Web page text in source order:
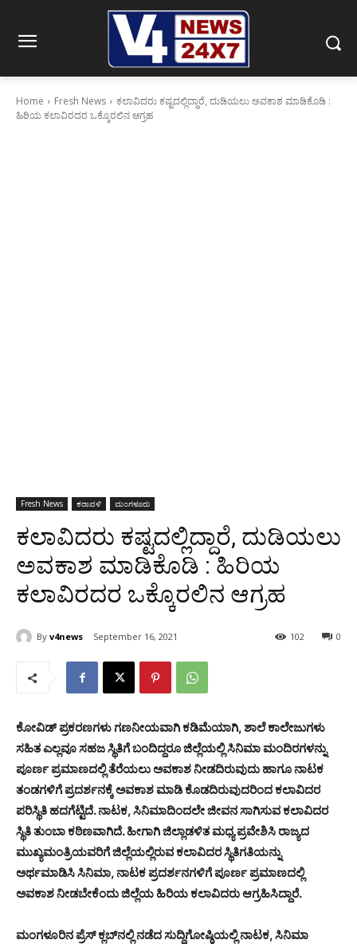
Home Fresh News
ಕಲಾವಿದರು ಕಷ್ಟದಲ್ಲಿದ್ದಾರೆ, ದುಡಿಯಲು ಅವಕಾಶ ಮಾಡಿಕೊಡಿ :
ಹಿರಿಯ ಕಲಾವಿರದರ ಒಕ್ಕೊರಲಿನ ಆಗ್ರಹ
Fresh News ಕರಾವಳಿ ಮಂಗಳೂರು
ಕಲಾವಿದರು ಕಷ್ಟದಲ್ಲಿದ್ದಾರೆ, ದುಡಿಯಲು
ಅವಕಾಶ ಮಾಡಿಕೊಡಿ : ಹಿರಿಯ
ಕಲಾವಿರದರ ಒಕ್ಕೊರಲಿನ ಆಗ್ರಹ
By v4news September 16, 2021 0
102
ಕೋವಿಡ್ ಪ್ರಕರಣಗಳು ಗಣನೀಯವಾಗಿ ಕಡಿಮೆಯಾಗಿ, ಶಾಲೆ ಕಾಲೇಜುಗಳು
ಸಹಿತ ಎಲ್ಲವೂ ಸಹಜ ಸ್ಥಿತಿಗೆ ಬಂದಿದ್ದರೂ ಜಿಲ್ಲೆಯಲ್ಲಿ ಸಿನಿಮಾ ಮಂದಿರಗಳನ್ನು
ಪೂರ್ಣ ಪ್ರಮಾಣದಲ್ಲಿ ತೆರೆಯಲು ಅವಕಾಶ ನೀಡದಿರುವುದು ಹಾಗೂ ನಾಟಕ
ತಂಡಗಳಿಗೆ ಪ್ರದರ್ಶನಕ್ಕೆ ಅವಕಾಶ ಮಾಡಿ ಕೊಡದಿರುವುದರಿಂದ ಕಲಾವಿದರ
ಪರಿಸ್ಥಿತಿ ಹದಗೆಟ್ಟಿದೆ. ನಾಟಕ, ಸಿನಿಮಾದಿಂದಲೇ ಜೀವನ ಸಾಗಿಸುವ ಕಲಾವಿದರ
ಸ್ಥಿತಿ ತುಂಬಾ ಕಠಿಣವಾಗಿದೆ. ಹೀಗಾಗಿ ಜಿಲ್ಲಾಡಳಿತ ಮಧ್ಯ ಪ್ರವೇಶಿಸಿ ರಾಜ್ಯದ
ಮುಖ್ಯಮಂತ್ರಿಯವರಿಗೆ ಜಿಲ್ಲೆಯಲ್ಲಿರುವ ಕಲಾವಿದರ ಸ್ಥಿತಿಗತಿಯನ್ನು
ಅರ್ಥಮಾಡಿಸಿ ಸಿನಿಮಾ, ನಾಟಕ ಪ್ರದರ್ಶನಗಳಿಗೆ ಪೂರ್ಣ ಪ್ರಮಾಣದಲ್ಲಿ
ಅವಕಾಶ ನೀಡಬೇಕೆಂದು ಜಿಲ್ಲೆಯ ಹಿರಿಯ ಕಲಾವಿದರು ಆಗ್ರಹಿಸಿದ್ದಾರೆ.
ಮಂಗಳೂರಿನ ಪ್ರೆಸ್ ಕ್ಲಬ್‍ನಲ್ಲಿ ನಡೆದ ಸುದ್ದಿಗೋಷ್ಠಿಯಲ್ಲಿ ನಾಟಕ, ಸಿನಿಮಾ